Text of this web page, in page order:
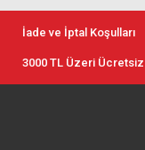
İade ve İptal Koşulları
3000 TL Üzeri